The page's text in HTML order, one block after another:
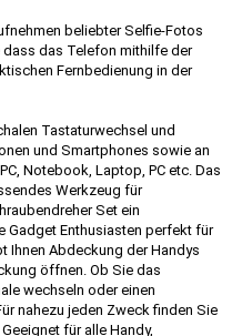
beliebter Selfie-Fotos
das Telefon mithilfe der
Fernbedienung in der
Tastaturwechsel und
und Smartphones sowie an
Notebook, Laptop, PC etc. Das
Werkzeug für
Set ein
Gadget Enthusiasten perfekt für
Ihnen Abdeckung der Handys
öffnen. Ob Sie das
wechseln oder einen
nahezu jeden Zweck finden Sie
für alle Handy,